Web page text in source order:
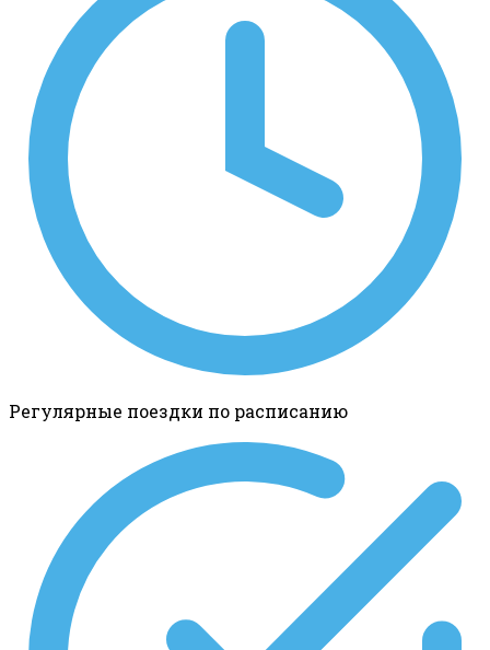
Регулярные поездки по расписанию